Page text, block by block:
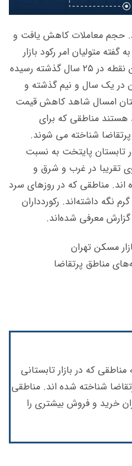
حجم معاملات کاهش یافت و
متولیان امر رکود بازار
مسکن ، رکورد زده و به پایین‌ترین نقطه در ۲۵ سال گذشته رسیده
در یک سال و نیم گذشته و
امسال شاهد کاهش قیمت
مناطقی که برای
شناخته می شوند.
پایتخت به نسبت
تقریبا در غرب و شرق و
مناطقی که در روزهای سرد
نگه داشته‌اند. رکوردداران
معرفی شده‌اند.
مسکن تهران
مناطق پرتقاضا
که در بازار تابستانی
شناخته شده اند. مناطقی
خرید و فروش بیشتری را